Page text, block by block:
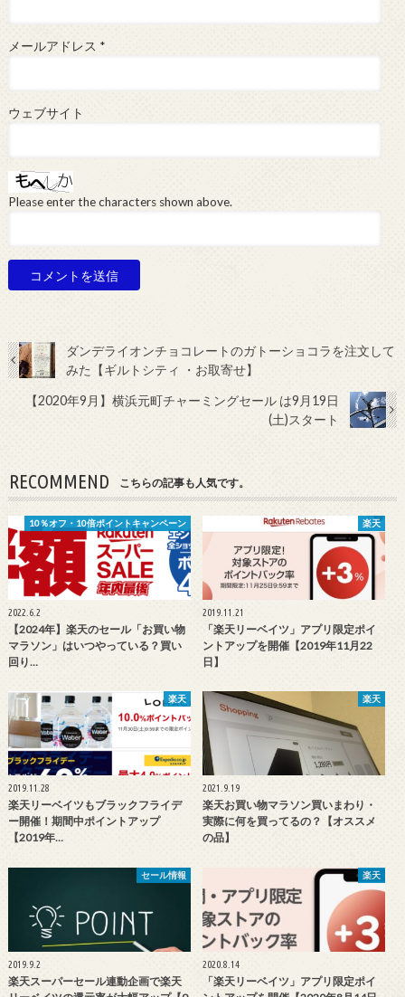
メールアドレス *
ウェブサイト
Please enter the characters shown above.
ダンデライオンチョコレートのガトーショコラを注文して
みた【ギルトシティ ・お取寄せ】
【2020年9月】横浜元町チャーミングセール は9月19日
(土)スタート
RECOMMEND こちらの記事も人気です。
10％オフ・10倍ポイントキャンペーン
2022.6.2
【2024年】楽天のセール「お買い物
マラソン」はいつやっている？買い
回り…
楽天
2019.11.21
「楽天リーベイツ」アプリ限定ポイ
ントアップを開催【2019年11月22
日】
楽天
2019.11.28
楽天リーベイツもブラックフライデ
ー開催！期間中ポイントアップ
【2019年…
楽天
2021.9.19
楽天お買い物マラソン買いまわり・
実際に何を買ってるの？【オススメ
の品】
セール情報
2019.9.2
楽天スーパーセール連動企画で楽天
楽天
2020.8.14
「楽天リーベイツ」アプリ限定ポイ